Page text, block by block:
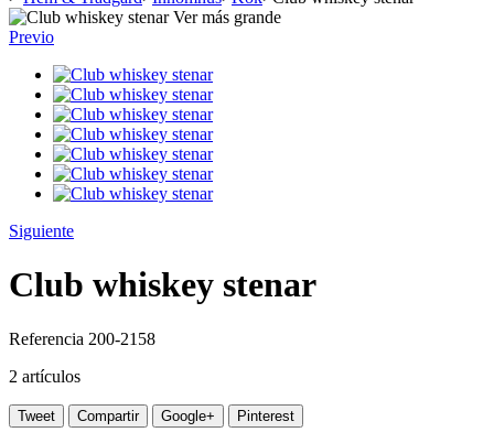
Ver más grande
Previo
Siguiente
Club whiskey stenar
Referencia 200-2158
2 artículos
Tweet Compartir Google+ Pinterest